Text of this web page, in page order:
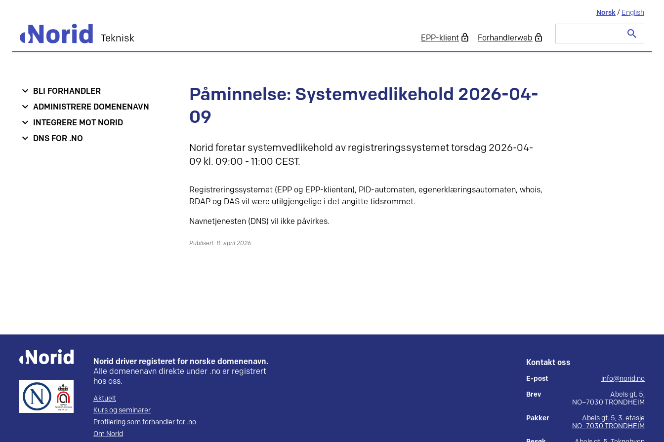
Teknisk EPP-klient Forhandlerweb
Norsk / English
etter:
Påminnelse: Systemvedlikehold 2026-04-
09
Norid foretar systemvedlikehold av registreringssystemet torsdag 2026-04-
09 kl. 09:00 - 11:00 CEST.
Registreringssystemet (EPP og EPP-klienten), PID-automaten, egenerklæringsautomaten, whois,
RDAP og DAS vil være utilgjengelige i det angitte tidsrommet.
Navnetjenesten (DNS) vil ikke påvirkes.
Publisert: 8. april 2026
BLI FORHANDLER
ADMINISTRERE DOMENENAVN
INTEGRERE MOT NORID
DNS FOR .NO
Norid driver registeret for norske domenenavn.
Alle domenenavn direkte under .no er registrert
hos oss.
Aktuelt
Kurs og seminarer
Profilering som forhandler for .no
Om Norid
Kontakt oss
E-post
info@norid.no
Brev
Abels gt. 5,
NO–7030 TRONDHEIM
Pakker
Abels gt. 5, 3. etasje
NO–7030 TRONDHEIM